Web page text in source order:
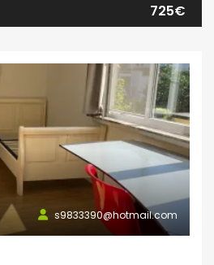
725€
s9833390@hotmail.com